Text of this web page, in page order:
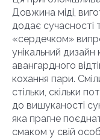
Довжина міді,
додає сучасності
«сердечком»
унікальний
авангардного
кохання пари.
стільки, скільки
до вишуканості
яка прагне
смаком у свій